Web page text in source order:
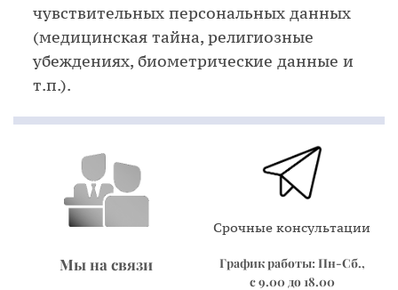
чувствительных персональных данных
(медицинская тайна, религиозные
убеждениях, биометрические данные и
т.п.).
Мы на связи
Срочные консультации
График работы: Пн-Сб.,
с 9.00 до 18.00